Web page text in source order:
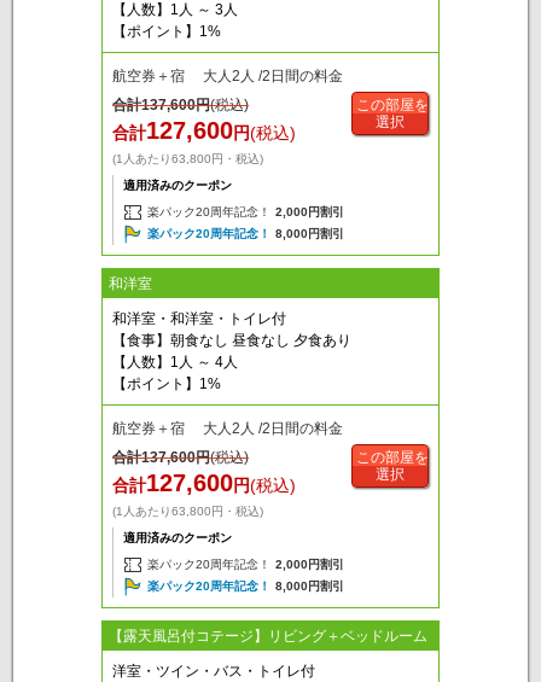
【人数】1人 ～ 3人
【ポイント】1%
航空券＋宿 大人2人 /2日間の料金
合計137,600円(税込)
合計127,600円(税込)
(1人あたり63,800円・税込)
適用済みのクーポン
楽パック20周年記念！
2,000円割引
楽パック20周年記念！
8,000円割引
この部屋を
選択
和洋室
和洋室・和洋室・トイレ付
【食事】朝食なし 昼食なし 夕食あり
【人数】1人 ～ 4人
【ポイント】1%
航空券＋宿 大人2人 /2日間の料金
合計137,600円(税込)
合計127,600円(税込)
(1人あたり63,800円・税込)
適用済みのクーポン
楽パック20周年記念！
2,000円割引
楽パック20周年記念！
8,000円割引
この部屋を
選択
【露天風呂付コテージ】リビング＋ベッドルーム
洋室・ツイン・バス・トイレ付